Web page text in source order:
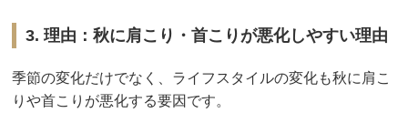
3. 理由：秋に肩こり・首こりが悪化しやすい理由
季節の変化だけでなく、ライフスタイルの変化も秋に肩こ
りや首こりが悪化する要因です。